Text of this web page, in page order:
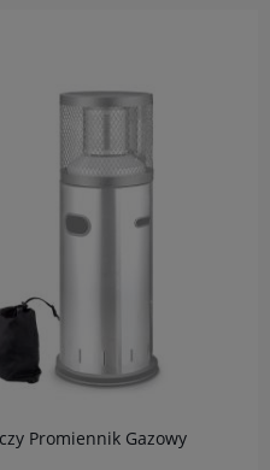
Promiennik Gazowy